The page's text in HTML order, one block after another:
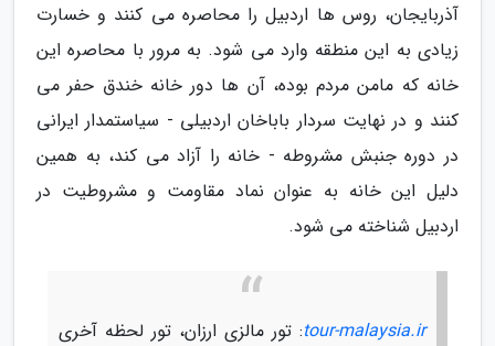
آذربایجان، روس ها اردبیل را محاصره می کنند و خسارت
زیادی به این منطقه وارد می شود. به مرور با محاصره این
خانه که مامن مردم بوده، آن ها دور خانه خندق حفر می
کنند و در نهایت سردار باباخان اردبیلی - سیاستمدار ایرانی
در دوره جنبش مشروطه - خانه را آزاد می کند، به همین
دلیل این خانه به عنوان نماد مقاومت و مشروطیت در
اردبیل شناخته می شود.
tour-malaysia.ir: تور مالزی ارزان، تور لحظه آخری